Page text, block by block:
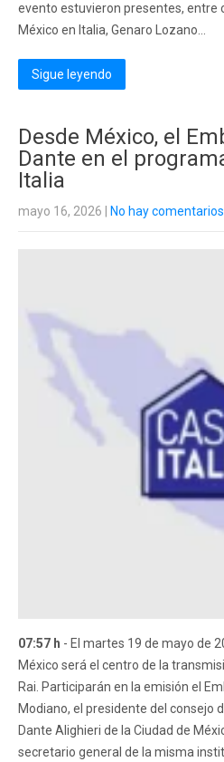
evento estuvieron presentes, entre
México en Italia, Genaro Lozano...
Sigue leyendo
Desde México, el
Dante en el
Italia
mayo 16, 2026 No hay comentarios
07:57 h - El martes 19 de mayo de
México será el centro de la
Rai. Participarán en la emisión el
Modiano, el presidente del consejo
Dante Alighieri de la Ciudad de
secretario general de la misma